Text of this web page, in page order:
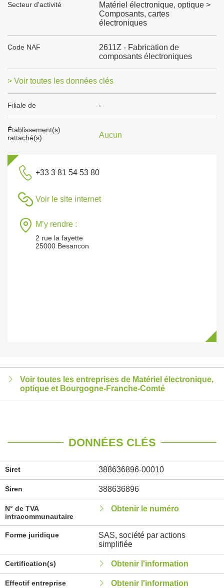
Secteur d'activité
Matériel électronique, optique >
Composants, cartes
électroniques
Code NAF
2611Z - Fabrication de
composants électroniques
> Voir toutes les données clés
Filiale de -
Établissement(s)
rattaché(s)
Aucun
+33 3 81 54 53 80
Voir le site internet
M’y rendre :
2 rue la fayette
25000 Besancon
Voir toutes les entreprises de Matériel électronique,
optique et Bourgogne-Franche-Comté
DONNÉES CLÉS
Siret 388636896-00010
Siren 388636896
N° de TVA
intracommunautaire
Obtenir le numéro
Forme juridique
SAS, société par actions
simplifiée
Certification(s) Obtenir l'information
Effectif entreprise Obtenir l'information